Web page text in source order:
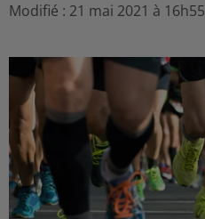
Modifié : 21 mai 2021 à